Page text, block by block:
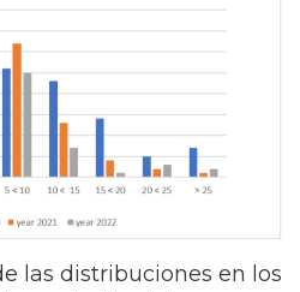
las distribuciones en los